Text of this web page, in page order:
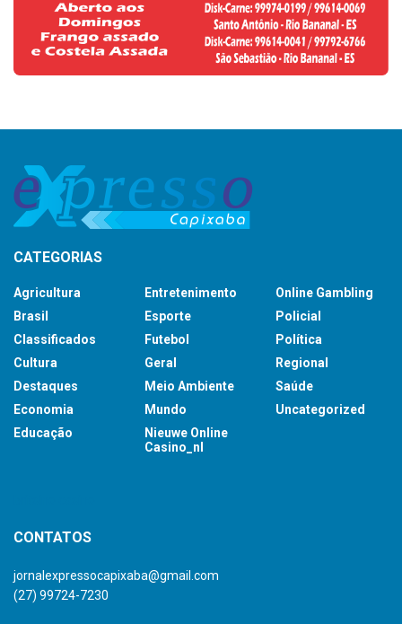
CATEGORIAS
Agricultura
Brasil
Classificados
Cultura
Destaques
Economia
Educação
Entretenimento
Esporte
Futebol
Geral
Meio Ambiente
Mundo
Nieuwe Online
Casino_nl
Online Gambling
Policial
Política
Regional
Saúde
Uncategorized
CONTATOS
jornalexpressocapixaba@gmail.com
(27) 99724-7230